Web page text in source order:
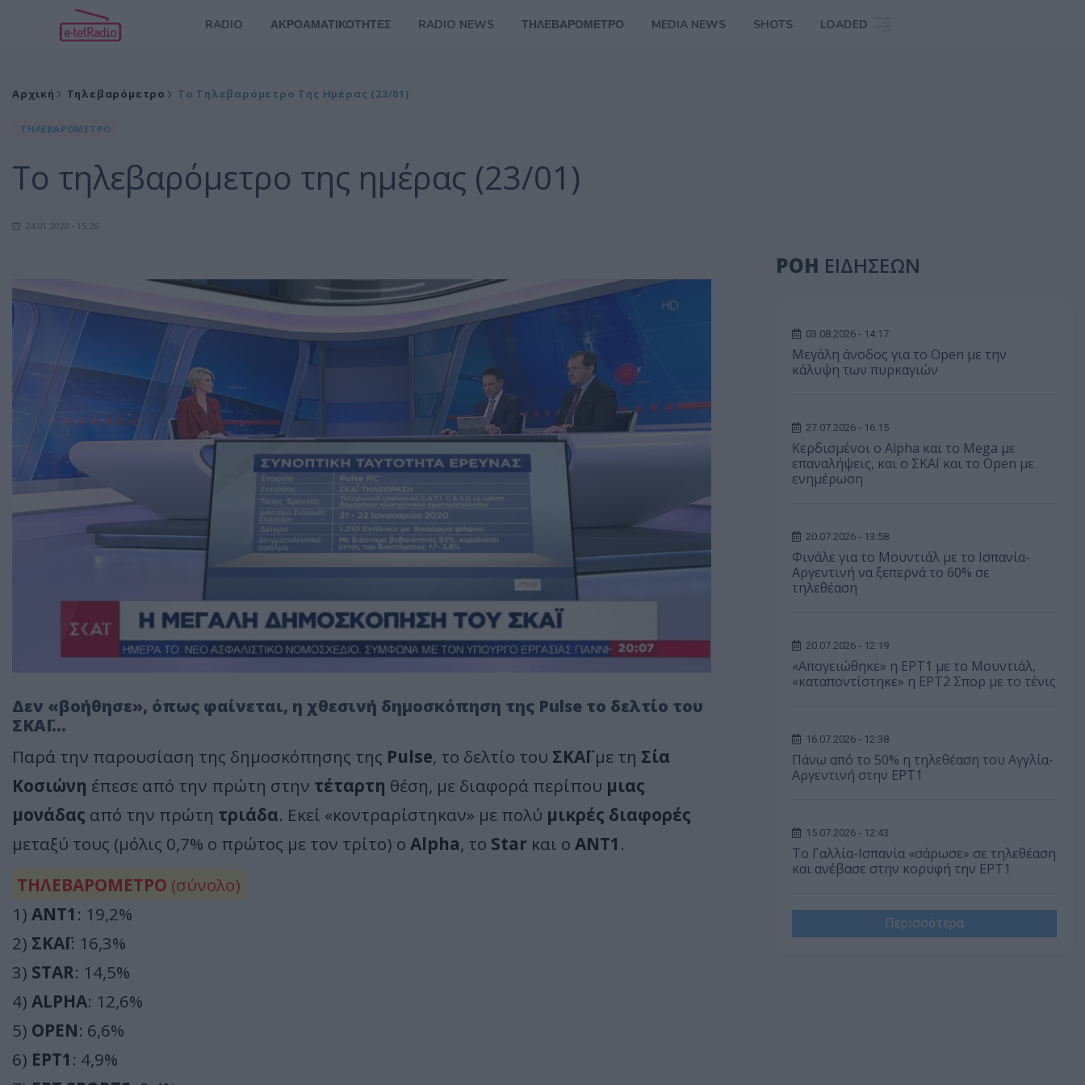
RADIO ΑΚΡΟΑΜΑΤΙΚΟΤΗΤΕΣ RADIO NEWS ΤΗΛΕΒΑΡΟΜΕΤΡΟ MEDIA NEWS SHOTS LOADED
Αρχική Τηλεβαρόμετρο Το Τηλεβαρόμετρο Της Ημέρας (23/01)
ΤΗΛΕΒΑΡΟΜΕΤΡΟ
Το τηλεβαρόμετρο της ημέρας (23/01)
24.01.2020 - 15:26
Δεν «βοήθησε», όπως φαίνεται, η χθεσινή δημοσκόπηση της Pulse το δελτίο του
ΣΚΑΪ...
Παρά την παρουσίαση της δημοσκόπησης της Pulse, το δελτίο του ΣΚΑΪμε τη Σία
Κοσιώνη έπεσε από την πρώτη στην τέταρτη θέση, με διαφορά περίπου μιας
μονάδας από την πρώτη τριάδα. Εκεί «κοντραρίστηκαν» με πολύ μικρές διαφορές
μεταξύ τους (μόλις 0,7% ο πρώτος με τον τρίτο) ο Alpha, το Star και ο ΑΝΤ1 .
ΤΗΛΕΒΑΡΟΜΕΤΡΟ (σύνολο)
1) ΑΝΤ1 : 19,2%
2) ΣΚΑΪ: 16,3%
3) STAR: 14,5%
4) ALPHA: 12,6%
5) OPEN: 6,6%
6) ΕΡΤ1 : 4,9%
ΡΟΗ ΕΙΔΗΣΕΩΝ
03.08.2026 - 14:17
Μεγάλη άνοδος για το Open με την
κάλυψη των πυρκαγιών
27.07.2026 - 16:15
Κερδισμένοι ο Alpha και το Mega με
επαναλήψεις, και ο ΣΚΑΪ και το Open με
ενημέρωση
20.07.2026 - 13:58
Φινάλε για το Μουντιάλ με το Ισπανία-
Αργεντινή να ξεπερνά το 60% σε
τηλεθέαση
20.07.2026 - 12:19
«Απογειώθηκε» η ΕΡΤ1 με το Μουντιάλ,
«καταποντίστηκε» η ΕΡΤ2 Σπορ με το τένις
16.07.2026 - 12:38
Πάνω από το 50% η τηλεθέαση του Αγγλία-
Αργεντινή στην ΕΡΤ1
15.07.2026 - 12:43
Το Γαλλία-Ισπανία «σάρωσε» σε τηλεθέαση
και ανέβασε στην κορυφή την ΕΡΤ1
Περισσότερα